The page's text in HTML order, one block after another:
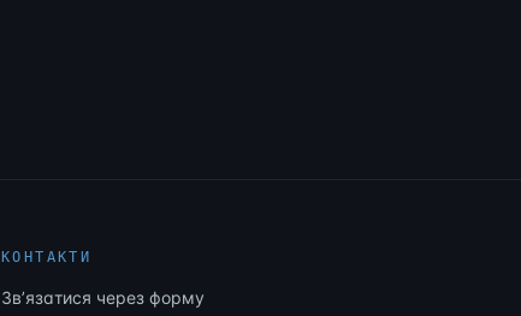
КОНТАКТИ
Звʼязатися через форму